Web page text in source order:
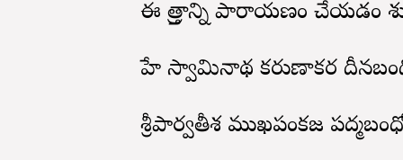
ఈ స్తోత్రాన్ని పారాయణం చేయడం
హే స్వామినాథ కరుణాకర
శ్రీపార్వతీశ ముఖపంకజ